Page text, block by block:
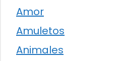
Amor
Amuletos
Animales